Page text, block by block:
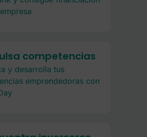
competencias
y desarrolla tus
emprendedoras con